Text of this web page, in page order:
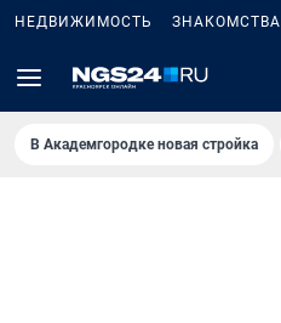
НЕДВИЖИМОСТЬ ЗНАКОМСТВА
В Академгородке новая стройка